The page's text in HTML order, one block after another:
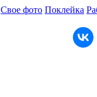
Свое фото Поклейка